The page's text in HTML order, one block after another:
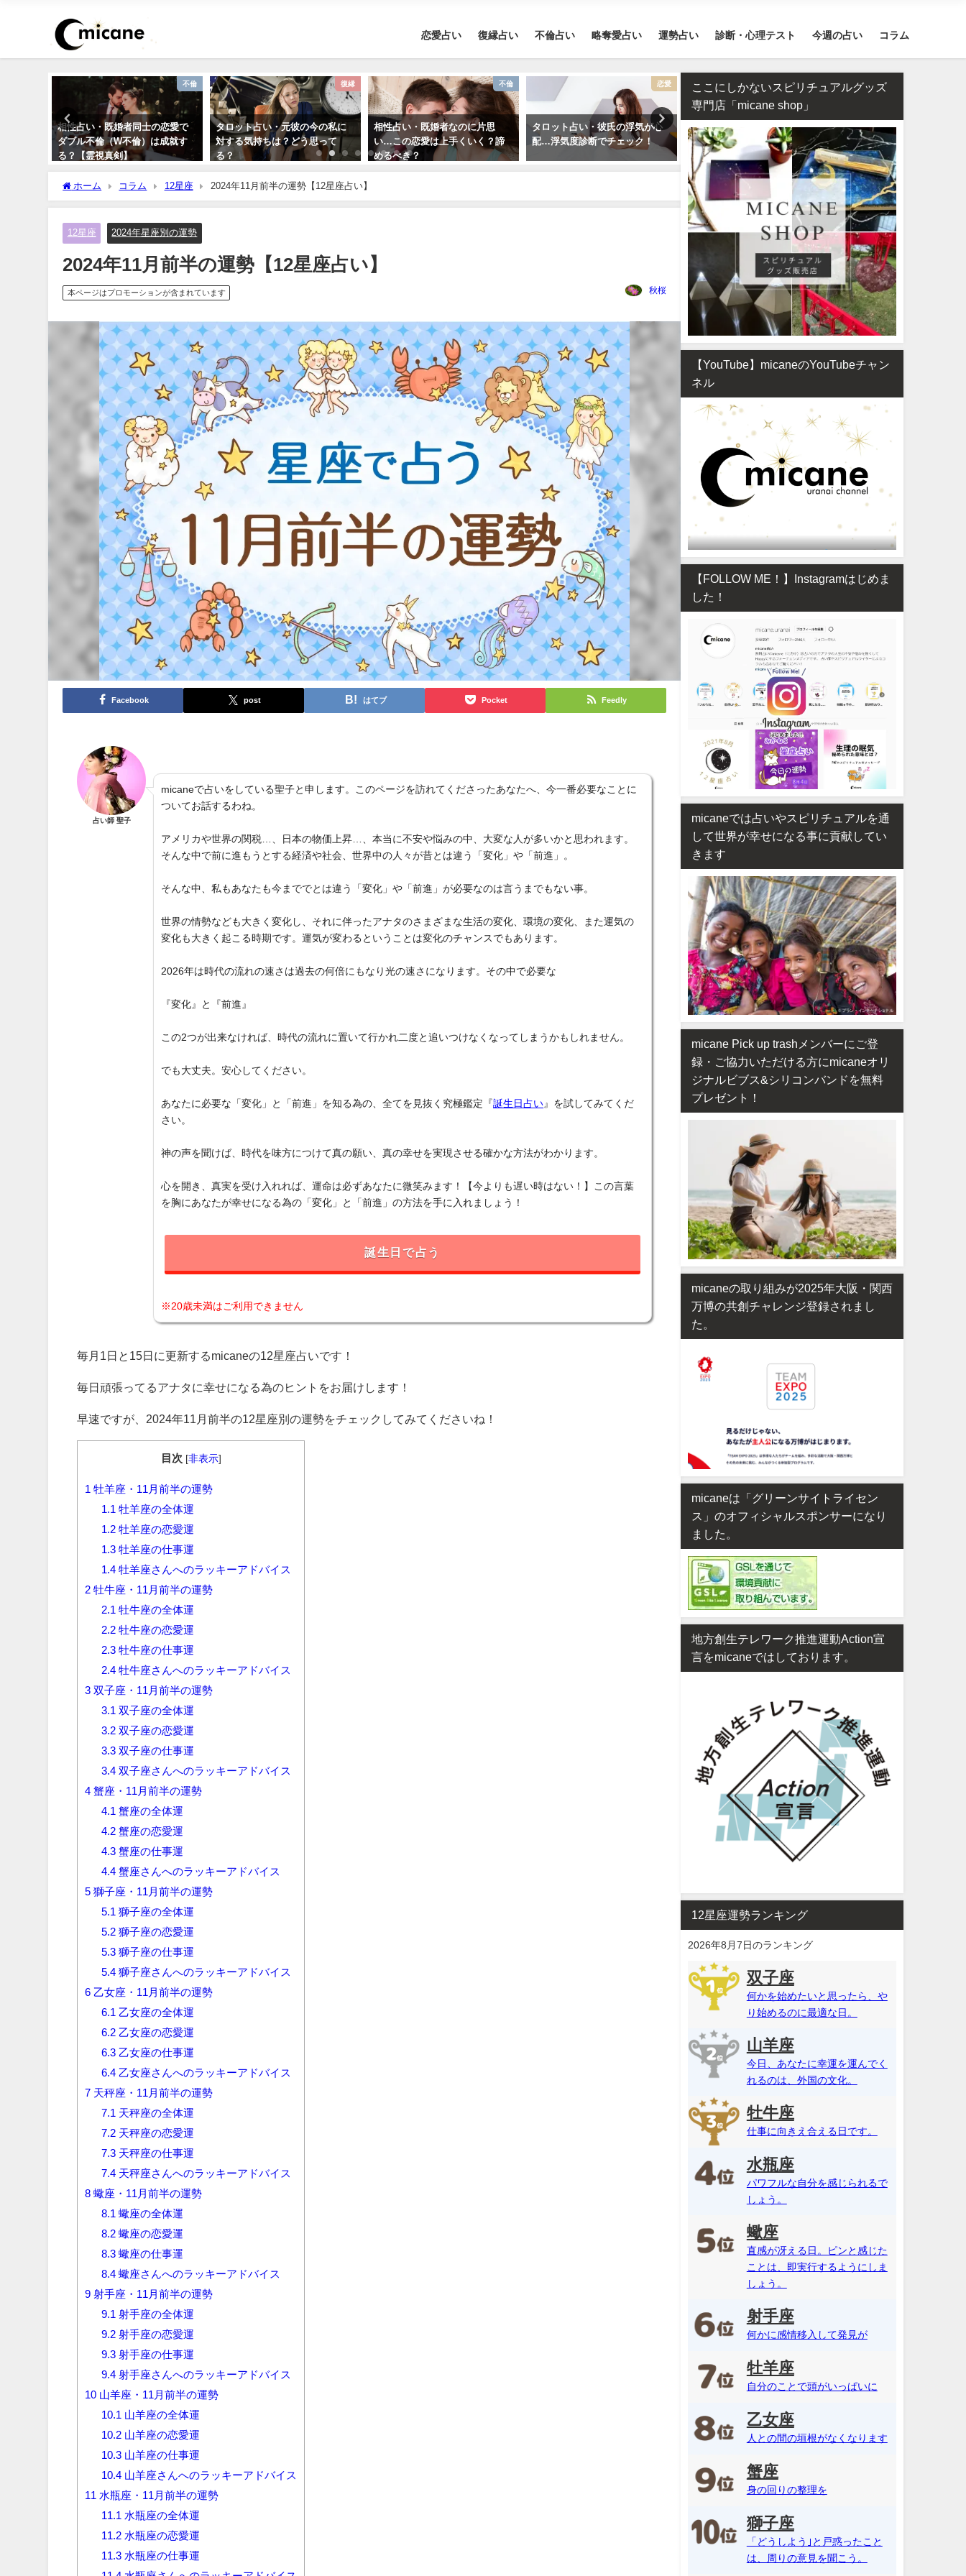
恋愛占い 復縁占い 不倫占い 略奪愛占い 運勢占い 診断・心理テスト 今週の占い コラム
不倫
相性占い・既婚者同士の恋愛で
ダブル不倫（W不倫）は成就す
る？【霊視真剣】
復縁
タロット占い・元彼の今の私に
対する気持ちは？どう思って
る？
不倫
相性占い・既婚者なのに片思
い…この恋愛は上手くいく？諦
めるべき？
恋愛
タロット占い・彼氏の浮気が心
配…浮気度診断でチェック！
干支占い
干支占い2026年（令和8年）【十
二支＋60種類（60干支）の運
勢・性格・相性を無料紹介】
【2026年】12星座別の運勢
め
ホーム コラム 12星座 2024年11月前半の運勢【12星座占い】
12星座 2024年星座別の運勢
2024年11月前半の運勢【12星座占い】
本ページはプロモーションが含まれています 秋桜
Facebook post はてブ Pocket Feedly
占い師 聖子
micaneで占いをしている聖子と申します。このページを訪れてくださったあなたへ、今一番必要なことに
ついてお話するわね。
アメリカや世界の関税…、日本の物価上昇…、本当に不安や悩みの中、大変な人が多いかと思われます。
そんな中で前に進もうとする経済や社会、世界中の人々が昔とは違う「変化」や「前進」。
そんな中、私もあなたも今まででとは違う「変化」や「前進」が必要なのは言うまでもない事。
世界の情勢なども大きく変化し、それに伴ったアナタのさまざまな生活の変化、環境の変化、また運気の
変化も大きく起こる時期です。運気が変わるということは変化のチャンスでもあります。
2026年は時代の流れの速さは過去の何倍にもなり光の速さになります。その中で必要な
『変化』と『前進』
この2つが出来なければ、時代の流れに置いて行かれ二度と追いつけなくなってしまうかもしれません。
でも大丈夫。安心してください。
あなたに必要な「変化」と「前進」を知る為の、全てを見抜く究極鑑定『誕生日占い 』を試してみてくだ
さい。
神の声を聞けば、時代を味方につけて真の願い、真の幸せを実現させる確かな方法がわかります。
心を開き、真実を受け入れれば、運命は必ずあなたに微笑みます！【今よりも遅い時はない！】この言葉
を胸にあなたが幸せになる為の「変化」と「前進」の方法を手に入れましょう！
誕生日で占う
※20歳未満はご利用できません
毎月1日と15日に更新するmicaneの12星座占いです！
毎日頑張ってるアナタに幸せになる為のヒントをお届けします！
早速ですが、2024年11月前半の12星座別の運勢をチェックしてみてくださいね！
目次 [非表示]
1 牡羊座・11月前半の運勢
1.1 牡羊座の全体運
1.2 牡羊座の恋愛運
1.3 牡羊座の仕事運
1.4 牡羊座さんへのラッキーアドバイス
2 牡牛座・11月前半の運勢
2.1 牡牛座の全体運
2.2 牡牛座の恋愛運
2.3 牡牛座の仕事運
2.4 牡牛座さんへのラッキーアドバイス
3 双子座・11月前半の運勢
3.1 双子座の全体運
3.2 双子座の恋愛運
3.3 双子座の仕事運
3.4 双子座さんへのラッキーアドバイス
4 蟹座・11月前半の運勢
4.1 蟹座の全体運
4.2 蟹座の恋愛運
4.3 蟹座の仕事運
4.4 蟹座さんへのラッキーアドバイス
5 獅子座・11月前半の運勢
5.1 獅子座の全体運
5.2 獅子座の恋愛運
5.3 獅子座の仕事運
5.4 獅子座さんへのラッキーアドバイス
6 乙女座・11月前半の運勢
6.1 乙女座の全体運
6.2 乙女座の恋愛運
6.3 乙女座の仕事運
6.4 乙女座さんへのラッキーアドバイス
7 天秤座・11月前半の運勢
7.1 天秤座の全体運
7.2 天秤座の恋愛運
7.3 天秤座の仕事運
7.4 天秤座さんへのラッキーアドバイス
8 蠍座・11月前半の運勢
8.1 蠍座の全体運
8.2 蠍座の恋愛運
8.3 蠍座の仕事運
8.4 蠍座さんへのラッキーアドバイス
9 射手座・11月前半の運勢
9.1 射手座の全体運
9.2 射手座の恋愛運
9.3 射手座の仕事運
9.4 射手座さんへのラッキーアドバイス
10 山羊座・11月前半の運勢
10.1 山羊座の全体運
10.2 山羊座の恋愛運
10.3 山羊座の仕事運
10.4 山羊座さんへのラッキーアドバイス
11 水瓶座・11月前半の運勢
11.1 水瓶座の全体運
11.2 水瓶座の恋愛運
11.3 水瓶座の仕事運
ここにしかないスピリチュアルグッズ
専門店「micane shop」
【YouTube】micaneのYouTubeチャン
ネル
【FOLLOW ME！】Instagramはじめま
した！
micaneでは占いやスピリチュアルを通
して世界が幸せになる事に貢献してい
きます
micane Pick up trashメンバーにご登
録・ご協力いただける方にmicaneオリ
ジナルビブス&シリコンバンドを無料
プレゼント！
micaneの取り組みが2025年大阪・関西
万博の共創チャレンジ登録されまし
た。
micaneは「グリーンサイトライセン
ス」のオフィシャルスポンサーになり
ました。
地方創生テレワーク推進運動Action宣
言をmicaneではしております。
12星座運勢ランキング
2026年8月7日のランキング
双子座
何かを始めたいと思ったら、や
り始めるのに最適な日。
山羊座
今日、あなたに幸運を運んでく
れるのは、外国の文化。
牡牛座
仕事に向きえ合える日です。
水瓶座
パワフルな自分を感じられるで
しょう。
蠍座
直感が冴える日。ピンと感じた
ことは、即実行するようにしま
しょう。
射手座
何かに感情移入して発見が
牡羊座
自分のことで頭がいっぱいに
乙女座
人との間の垣根がなくなります
蟹座
身の回りの整理を
獅子座
「どうしよう｣と戸惑ったこと
は、周りの意見を聞こう。